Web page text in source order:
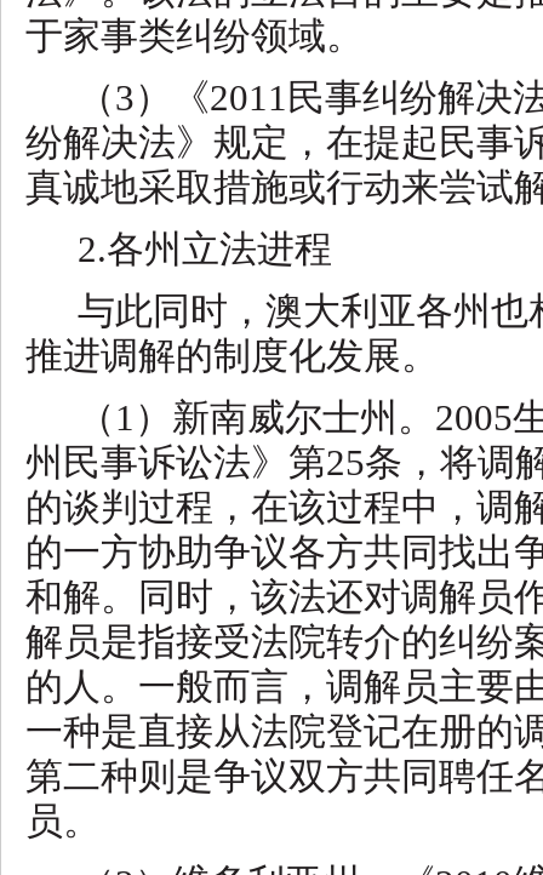
于家事类纠纷领域。
（3）《2011民事纠纷解决
纷解决法》规定，在提起民事
真诚地采取措施或行动来尝试
2.各州立法进程
与此同时，澳大利亚各州
推进调解的制度化发展。
（ 1）新南威尔士州。2005
州民事诉讼法》第25条，将调
的谈判过程，在该过程中，调
的一方协助争议各方共同找出
和解。同时，该法还对调解员
解员是指接受法院转介的纠纷
的人。一般而言，调解员主要
一种是直接从法院登记在册的
第二种则是争议双方共同聘任
员。